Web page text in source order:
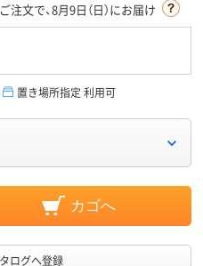
注文で、8月9日（日）にお届け
置き場所指定 利用可
カゴへ
ログへ登録